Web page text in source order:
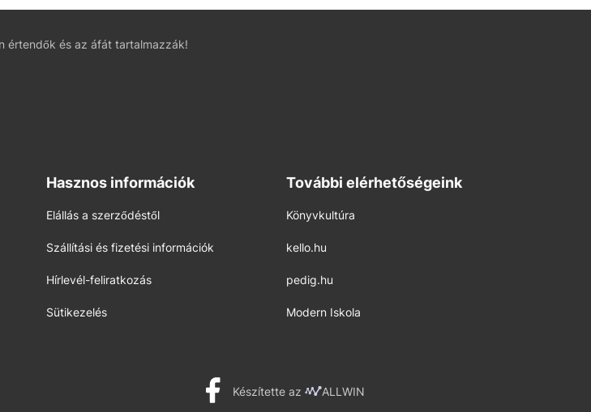
értendők és az áfát tartalmazzák!
Hasznos információk
Elállás a szerződéstől
Szállítási és fizetési információk
Hírlevél-feliratkozás
Sütikezelés
További elérhetőségeink
Könyvkultúra
kello.hu
pedig.hu
Modern Iskola
Készítette az ALLWIN